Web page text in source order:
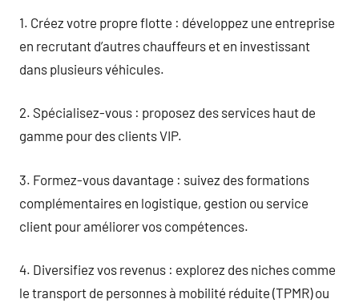
1. Créez votre propre flotte : développez une entreprise
en recrutant d’autres chauffeurs et en investissant
dans plusieurs véhicules.
2. Spécialisez-vous : proposez des services haut de
gamme pour des clients VIP.
3. Formez-vous davantage : suivez des formations
complémentaires en logistique, gestion ou service
client pour améliorer vos compétences.
4. Diversifiez vos revenus : explorez des niches comme
le transport de personnes à mobilité réduite (TPMR) ou